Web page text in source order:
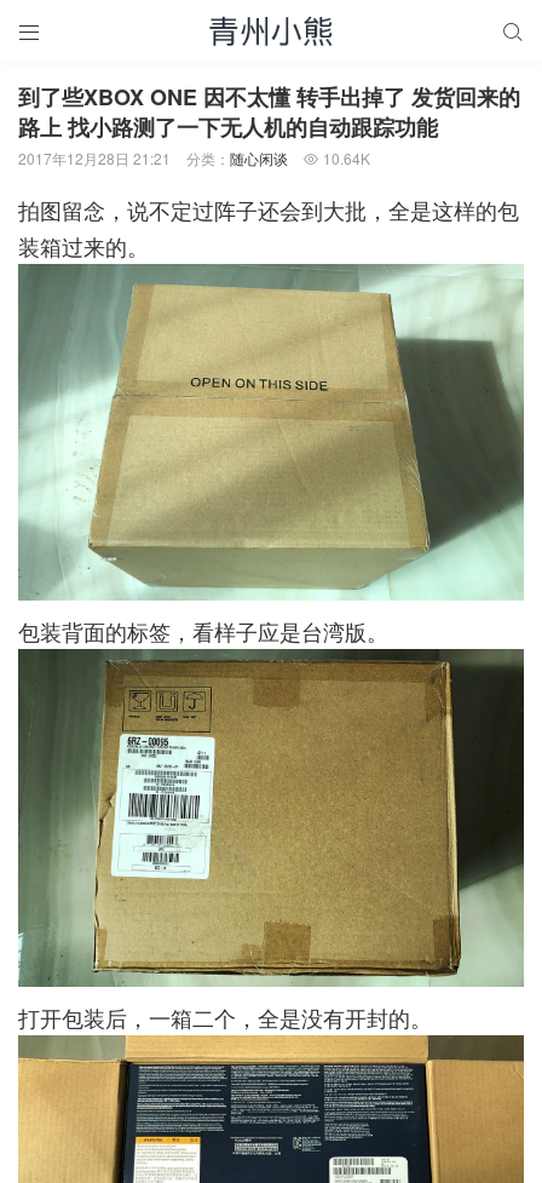
 
到了些XBOX ONE 因不太懂 转手出掉了 发货回来的
路上 找小路测了一下无人机的自动跟踪功能
2017年12月28日 21:21 分类： 随心闲谈  10.64K
拍图留念，说不定过阵子还会到大批，全是这样的包
装箱过来的。
包装背面的标签，看样子应是台湾版。
打开包装后，一箱二个，全是没有开封的。